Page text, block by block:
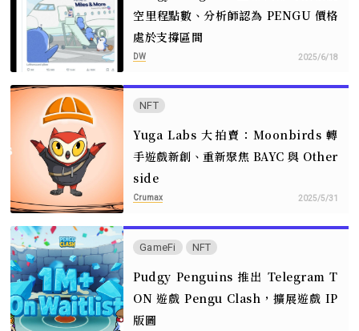
空里程點數、分析師認為 PENGU 價格
處於支撐區間
DW 2025/6/18
NFT
Yuga Labs 大拍賣：Moonbirds 轉
手遊戲新創、重新聚焦 BAYC 與 Other
side
Crumax 2025/5/31
GameFi NFT
Pudgy Penguins 推出 Telegram T
ON 遊戲 Pengu Clash，擴展遊戲 IP
版圖